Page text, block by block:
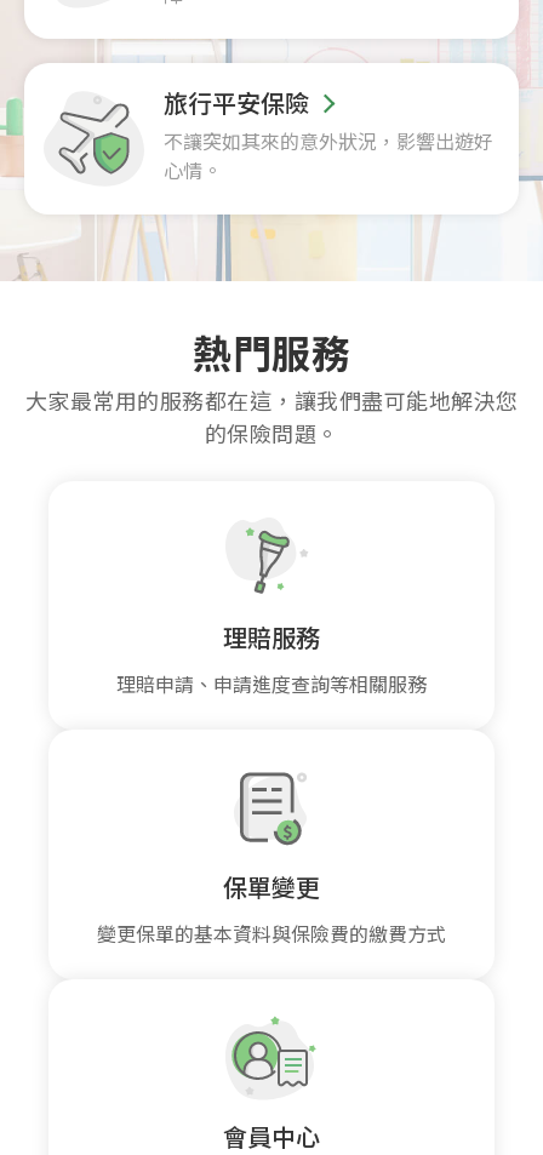
旅行平安保險
不讓突如其來的意外狀況，影響出遊好
心情。
熱門服務
大家最常用的服務都在這，讓我們盡可能地解決您
的保險問題。
理賠服務
理賠申請、申請進度查詢等相關服務
保單變更
變更保單的基本資料與保險費的繳費方式
會員中心